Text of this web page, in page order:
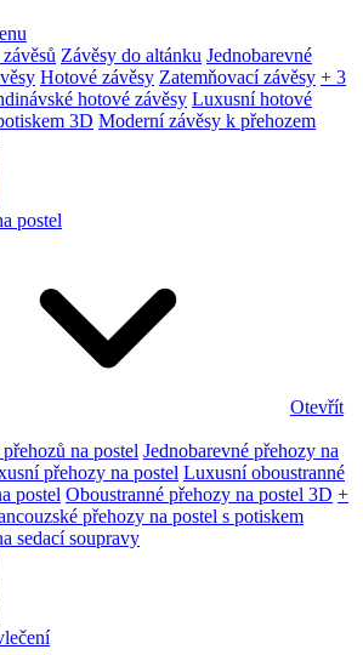
Závěsy do altánku Jednobarevné
Hotové závěsy Zatemňovací závěsy + 3
hotové závěsy Luxusní hotové
3D Moderní závěsy k přehozem
postel
Otevřít
na postel Jednobarevné přehozy na
přehozy na postel Luxusní oboustranné
postel Oboustranné přehozy na postel 3D +
přehozy na postel s potiskem
sedací soupravy